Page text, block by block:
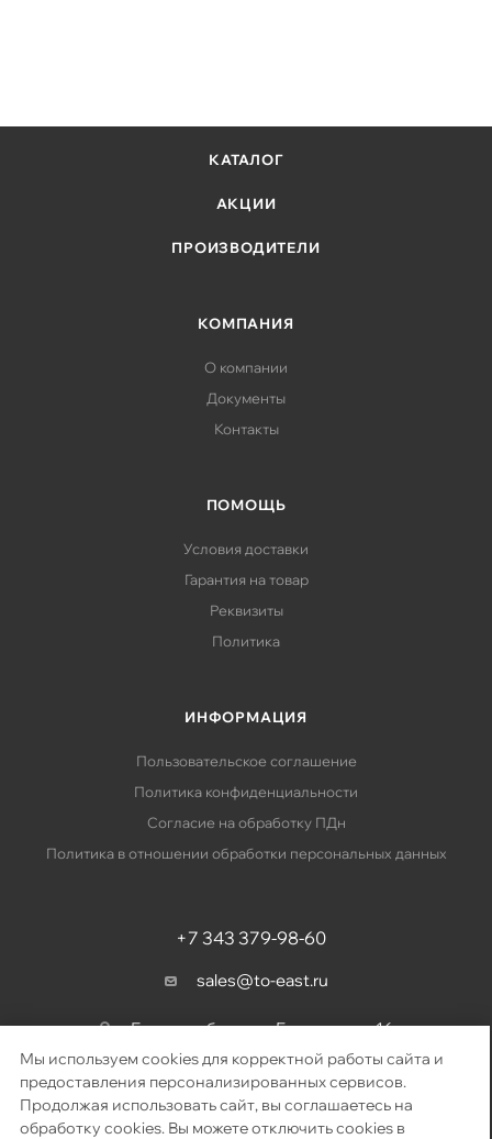
Мы используем cookies для корректной работы сайта и
предоставления персонализированных сервисов.
Продолжая использовать сайт, вы соглашаетесь на
обработку cookies. Вы можете отключить cookies в
КАТАЛОГ
АКЦИИ
ПРОИЗВОДИТЕЛИ
КОМПАНИЯ
О компании
Документы
Контакты
ПОМОЩЬ
Условия доставки
Гарантия на товар
Реквизиты
Политика
ИНФОРМАЦИЯ
Пользовательское соглашение
Политика конфиденциальности
Согласие на обработку ПДн
Политика в отношении обработки персональных данных
+7 343 379-98-60
sales@to-east.ru
Екатеринбург, ул. Барвинка, д. 16
2026 © «Восточный путь» – поставка телекоммуникационного